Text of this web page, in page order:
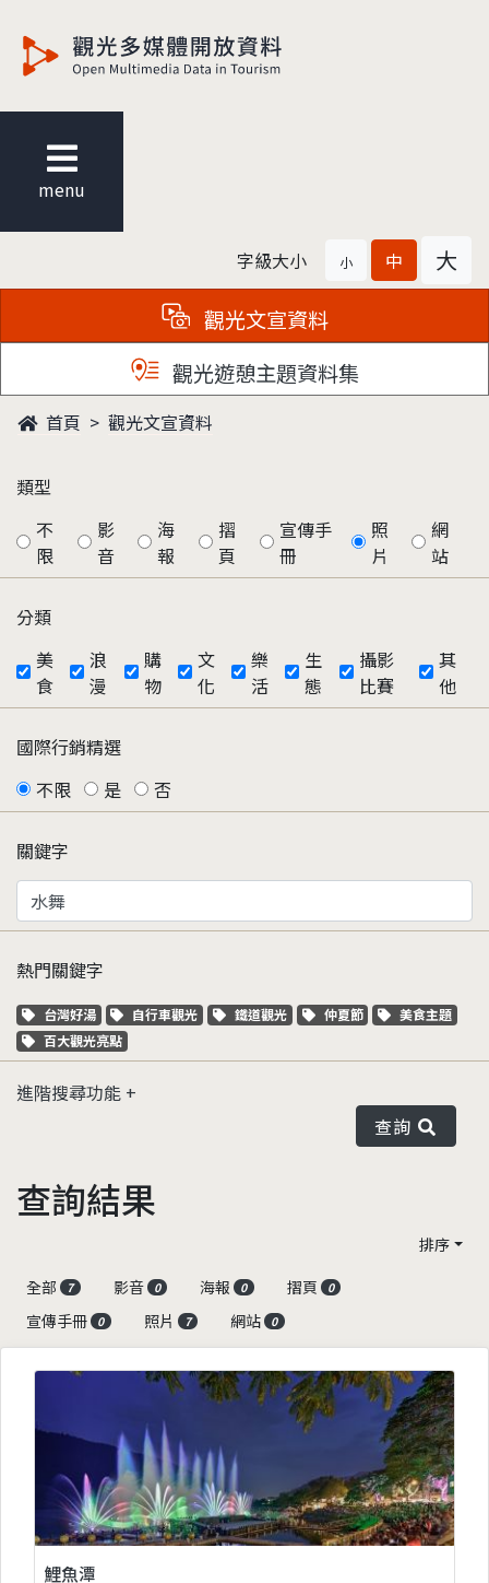
menu
字級大小 小 中 大
觀光文宣資料
觀光遊憩主題資料集
首頁 觀光文宣資料
類型
不
限
影
音
海
報
摺
頁
宣傳手
冊
照
片
網
站
分類
美
食
浪
漫
購
物
文
化
樂
活
生
態
攝影
比賽
其
他
國際行銷精選
不限
是 否
關鍵字
熱門關鍵字
關鍵字標籤
台灣好湯 關鍵字標籤
自行車觀光 關鍵字標籤
鐵道觀光 關鍵字標籤
仲夏節 關鍵字標籤
美食主題
關鍵字標籤
百大觀光亮點
進階搜尋功能
查詢
查詢結果
排序
全部
7 影音 0 海報 0 摺頁 0
宣傳手冊 0 照片 7 網站 0
鯉魚潭